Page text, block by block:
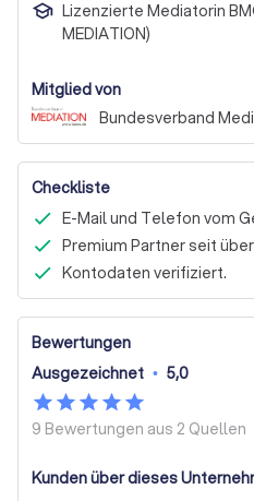
Lizenzierte Mediatorin
MEDIATION)
Mitglied von
Bundesverband
Checkliste
E-Mail und Telefon vom
Premium Partner seit
Kontodaten verifiziert.
Bewertungen
Ausgezeichnet • 5,0
9 Bewertungen aus 2 Quellen
Kunden über dieses